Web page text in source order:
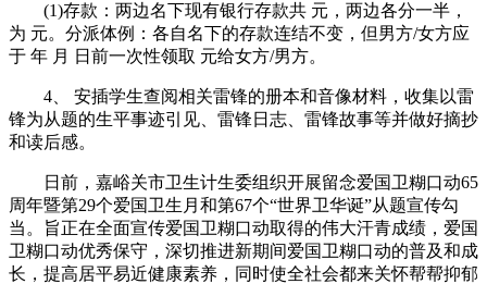
(1)存款：两边名下现有银行存款共 元，两边各分一半，
为 元。分派体例：各自名下的存款连结不变，但男方/女方应
于 年 月 日前一次性领取 元给女方/男方。
4、 安插学生查阅相关雷锋的册本和音像材料，收集以雷
锋为从题的生平事迹引见、雷锋日志、雷锋故事等并做好摘抄
和读后感。
日前，嘉峪关市卫生计生委组织开展留念爱国卫糊口动65
周年暨第29个爱国卫生月和第67个“世界卫华诞”从题宣传勾
当。旨正在全面宣传爱国卫糊口动取得的伟大汗青成绩，爱国
卫糊口动优秀保守，深切推进新期间爱国卫糊口动的普及和成
长，提高居平易近健康素养，同时使全社会都来关怀帮帮抑郁